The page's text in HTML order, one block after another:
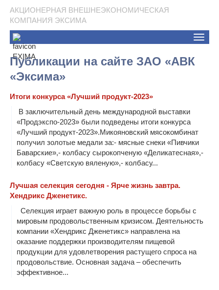
АКЦИОНЕРНАЯ ВНЕШНЕЭКОНОМИЧЕСКАЯ
КОМПАНИЯ ЭКСИМА
Toggle
Публикации на сайте ЗАО «АВК
«Эксима»
Итоги конкурса «Лучший продукт-2023»
В заключительный день международной выставки
«Продэкспо-2023» были подведены итоги конкурса
«Лучший продукт-2023».Микояновский мясокомбинат
получил золотые медали за:- мясные снеки «Пивчики
Баварские»,- колбасу сырокопченую «Деликатесная»,-
колбасу «Светскую вяленую»,- колбасу...
Лучшая селекция сегодня - Ярче жизнь завтра.
Хендрикс Дженетикс.
Селекция играет важную роль в процессе борьбы с
мировым продовольственным кризисом. Деятельность
компании «Хендрикс Дженетикс» направлена на
оказание поддержки производителям пищевой
продукции для удовлетворения растущего спроса на
продовольствие. Основная задача – обеспечить
эффективное...